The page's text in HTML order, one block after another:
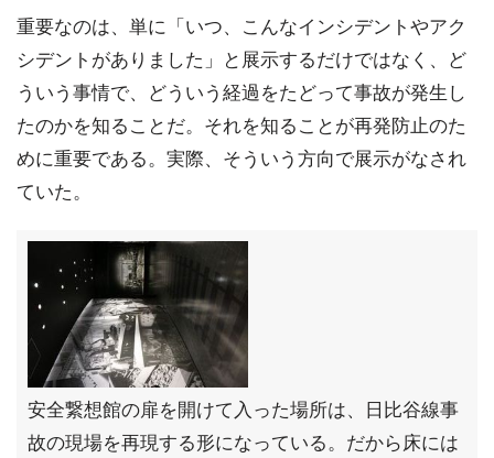
重要なのは、単に「いつ、こんなインシデントやアク
シデントがありました」と展示するだけではなく、ど
ういう事情で、どういう経過をたどって事故が発生し
たのかを知ることだ。それを知ることが再発防止のた
めに重要である。実際、そういう方向で展示がなされ
ていた。
安全繋想館の扉を開けて入った場所は、日比谷線事
故の現場を再現する形になっている。だから床には